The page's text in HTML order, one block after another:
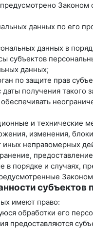
данных по его
данных в
субъектов
данных;
по защите прав
получения такого
и технические
изменения,
иных неправомерных
в порядке и случаях,
субъектов
имеют право:
обработки его
предоставляются